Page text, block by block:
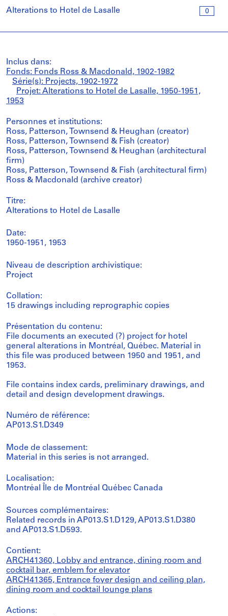
0
Alterations to Hotel de Lasalle
Inclus dans:
Fonds: Fonds Ross & Macdonald, 1902-1982
Série(s): Projects, 1902-1972
Projet: Alterations to Hotel de Lasalle, 1950-1951,
1953
Personnes et institutions:
Ross, Patterson, Townsend & Heughan (creator)
Ross, Patterson, Townsend & Fish (creator)
Ross, Patterson, Townsend & Heughan (architectural
firm)
Ross, Patterson, Townsend & Fish (architectural firm)
Ross & Macdonald (archive creator)
Titre:
Alterations to Hotel de Lasalle
Date:
1950-1951, 1953
Niveau de description archivistique:
Project
Collation:
15 drawings including reprographic copies
Présentation du contenu:
File documents an executed (?) project for hotel
general alterations in Montréal, Québec. Material in
this file was produced between 1950 and 1951, and
1953.
File contains index cards, preliminary drawings, and
detail and design development drawings.
Numéro de référence:
AP013.S1.D349
Mode de classement:
Material in this series is not arranged.
Localisation:
Montréal Île de Montréal Québec Canada
Sources complémentaires:
Related records in AP013.S1.D129, AP013.S1.D380
and AP013.S1.D593.
Contient:
ARCH41360, Lobby and entrance, dining room and
cocktail bar, emblem for elevator
ARCH41365, Entrance foyer design and ceiling plan,
dining room and cocktail lounge plans
Actions: